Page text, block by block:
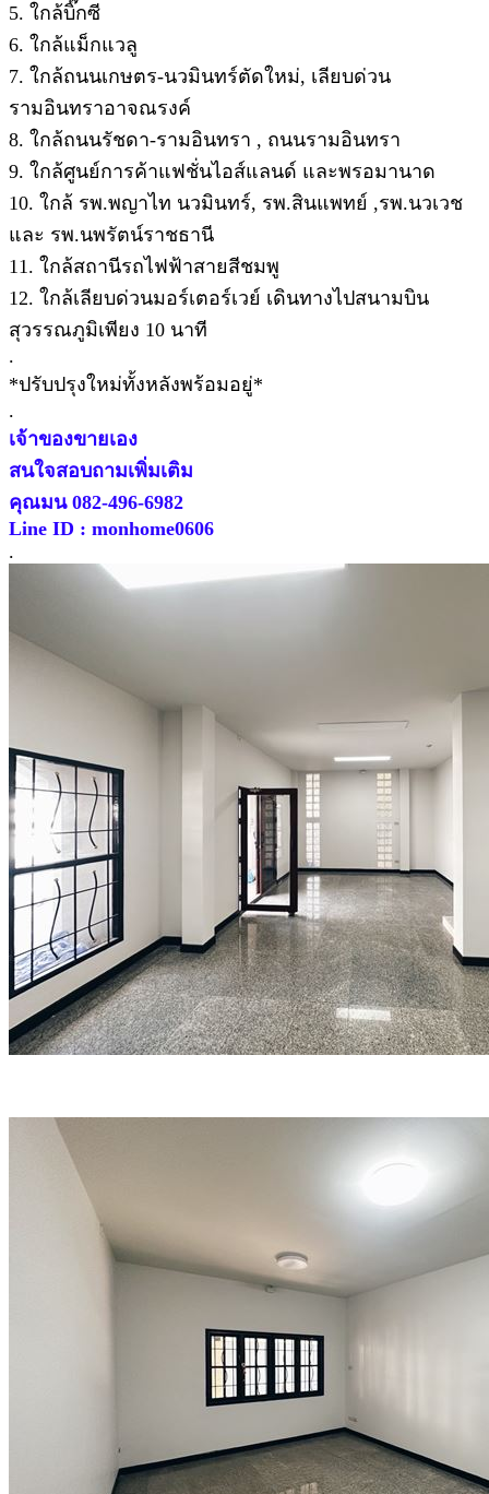
5. ใกล้บิ๊กซี
6. ใกล้แม็กแวลู
7. ใกล้ถนนเกษตร-นวมินทร์ตัดใหม่, เลียบด่วน
รามอินทราอาจณรงค์
8. ใกล้ถนนรัชดา-รามอินทรา , ถนนรามอินทรา
9. ใกล้ศูนย์การค้าแฟชั่นไอส์แลนด์ และพรอมานาด
10. ใกล้ รพ.พญาไท นวมินทร์, รพ.สินแพทย์ ,รพ.นวเวช
และ รพ.นพรัตน์ราชธานี
11. ใกล้สถานีรถไฟฟ้าสายสีชมพู
12. ใกล้เลียบด่วนมอร์เตอร์เวย์ เดินทางไปสนามบิน
สุวรรณภูมิเพียง 10 นาที
.
*ปรับปรุงใหม่ทั้งหลังพร้อมอยู่*
.
เจ้าของขายเอง
สนใจสอบถามเพิ่มเติม
คุณมน 082-496-6982
Line ID : monhome0606
.